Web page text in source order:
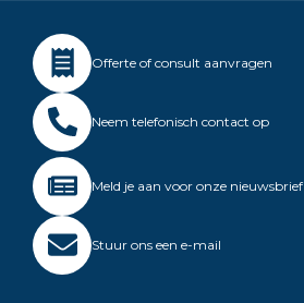
Offerte of consult aanvragen
Neem telefonisch contact op
Meld je aan voor onze nieuwsbrief
Stuur ons een e-mail